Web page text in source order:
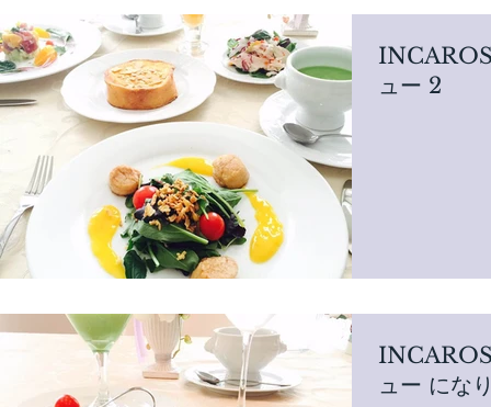
ュー 2
ュー にな